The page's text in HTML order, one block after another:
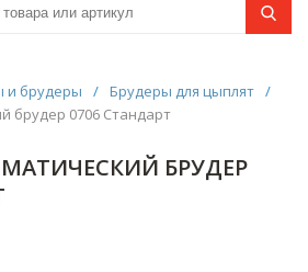
и брудеры / Брудеры для цыплят /
брудер 0706 Стандарт
БРУДЕР